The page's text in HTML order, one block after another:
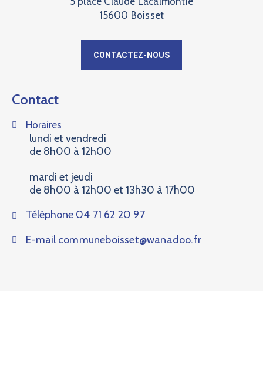
15600 Boisset
CONTACTEZ-NOUS
Contact
Horaires
lundi et vendredi
de 8h00 à 12h00
mardi et jeudi
de 8h00 à 12h00 et 13h30 à 17h00
Téléphone 04 71 62 20 97
E-mail communeboisset@wanadoo.fr